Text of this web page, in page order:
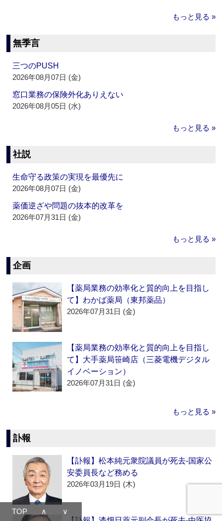
もっと見る »
無季言
三つのPUSH
2026年08月07日 (金)
窓口業務の保険外化ありえない
2026年08月05日 (水)
もっと見る »
社説
生命守る政策の実現を最優先に
2026年08月07日 (金)
薬価逆ざや問題の抜本的改革を
2026年07月31日 (金)
もっと見る »
企画
【薬局業務の効率化と質的向上を目指し
て】わかば薬局（東邦薬品）
2026年07月31日 (金)
【薬局業務の効率化と質的向上を目指し
て】大手薬局笹崎店（三菱電機デジタル
イノベーション）
2026年07月31日 (金)
もっと見る »
訃報
【訃報】松本純元衆院議員が死去‐国家公
安委員長など務める
2026年03月19日 (木)
TOP ∧ ∨